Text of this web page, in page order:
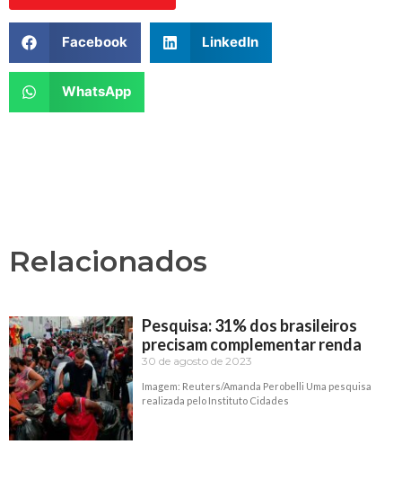
Facebook LinkedIn
WhatsApp
Relacionados
Pesquisa: 31% dos brasileiros
precisam complementar renda
30 de agosto de 2023
Imagem: Reuters/Amanda Perobelli Uma pesquisa
realizada pelo Instituto Cidades